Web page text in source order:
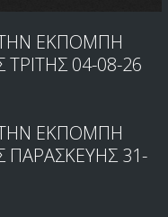
ΕΚΠΟΜΠΗ
ΤΡΙΤΗΣ 04-08-26
ΕΚΠΟΜΠΗ
ΠΑΡΑΣΚΕΥΗΣ 31-